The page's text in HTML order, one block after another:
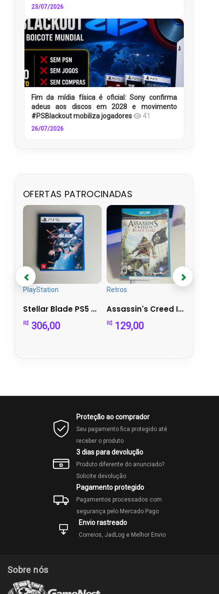
23/07/2026
Fim da mídia física é oficial: Sony confirma
adeus aos discos em 2028 e movimento
#PSBlackout mobiliza jogadores
41
26/07/2026
OFERTAS PATROCINADAS
PlayStation
Stellar Blade PS5 Mídia Física - Ação Futurista em Alta ...
R$306,00
Retros
Assassin's Creed IV Black Flag – Wii U | Completo
R$129,00
Proteção ao comprador
Seu pagamento fica protegido até
receber o produto
3 dias para devolução
Produto diferente do anunciado?
Solicite devolução
Pagamento protegido
Pagamentos processados com
segurança pelo Mercado Pago
Envio rastreado
Correios, JadLog e Melhor Envio
Sobre nós